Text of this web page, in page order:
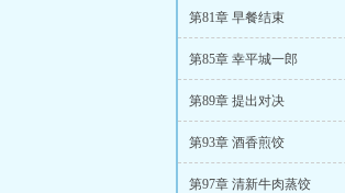
第81章 早餐结束
第85章 幸平城一郎
第89章 提出对决
第93章 酒香煎饺
第97章 清新牛肉蒸饺